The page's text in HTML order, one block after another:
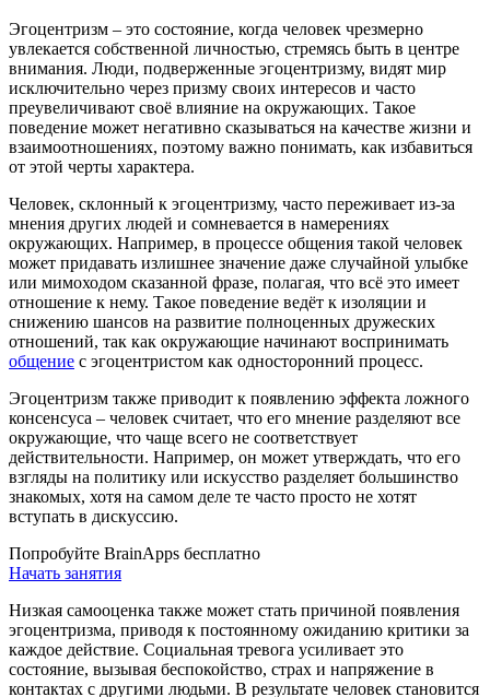
Эгоцентризм – это состояние, когда человек чрезмерно
увлекается собственной личностью, стремясь быть в центре
внимания. Люди, подверженные эгоцентризму, видят мир
исключительно через призму своих интересов и часто
преувеличивают своё влияние на окружающих. Такое
поведение может негативно сказываться на качестве жизни и
взаимоотношениях, поэтому важно понимать, как избавиться
от этой черты характера.
Человек, склонный к эгоцентризму, часто переживает из-за
мнения других людей и сомневается в намерениях
окружающих. Например, в процессе общения такой человек
может придавать излишнее значение даже случайной улыбке
или мимоходом сказанной фразе, полагая, что всё это имеет
отношение к нему. Такое поведение ведёт к изоляции и
снижению шансов на развитие полноценных дружеских
отношений, так как окружающие начинают воспринимать
общение с эгоцентристом как односторонний процесс.
Эгоцентризм также приводит к появлению эффекта ложного
консенсуса – человек считает, что его мнение разделяют все
окружающие, что чаще всего не соответствует
действительности. Например, он может утверждать, что его
взгляды на политику или искусство разделяет большинство
знакомых, хотя на самом деле те часто просто не хотят
вступать в дискуссию.
Попробуйте BrainApps бесплатно
Начать занятия
Низкая самооценка также может стать причиной появления
эгоцентризма, приводя к постоянному ожиданию критики за
каждое действие. Социальная тревога усиливает это
состояние, вызывая беспокойство, страх и напряжение в
контактах с другими людьми. В результате человек становится